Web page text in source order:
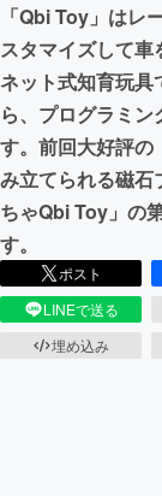
「Qbi Toy」はレ
スタマイズして車
ネット式知育玩具
ら、プログラミン
す。前回大好評の
み立てられる磁石
ちゃQbi Toy」の
す。
ポスト
LINEで送る
埋め込み